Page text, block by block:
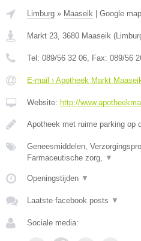
Limburg » Maaseik Google
Markt 23, 3680 Maaseik (
Tel: 089/56 32 06, Fax: 089/56
E-mail › Apotheek Markt
Website: http://
Apotheek met ruime parking op
Geneesmiddelen,
Farmaceutische zorg, ▼
Openingstijden ▼
Laatste facebook posts ▼
Sociale media: